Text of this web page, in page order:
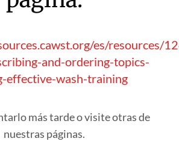
es/resources/
and-ordering-topics-
effective-wash-training
más tarde o visite otras de
nuestras páginas.